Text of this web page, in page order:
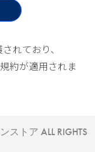
れており、
約が適用されま
ストア ALL RIGHTS